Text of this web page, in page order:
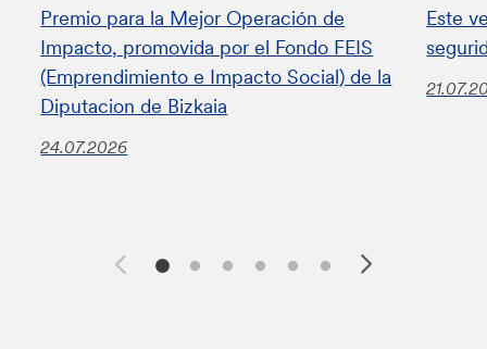
Premio para la Mejor Operación de
Impacto, promovida por el Fondo FEIS
(Emprendimiento e Impacto Social) de la
Diputacion de Bizkaia
24.07.2026
Este